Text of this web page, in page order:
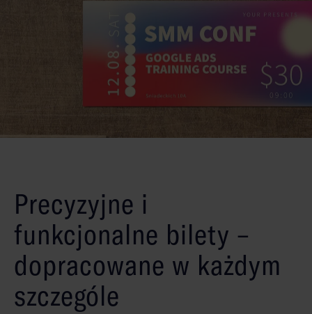
Precyzyjne i
funkcjonalne bilety –
dopracowane w każdym
szczególe